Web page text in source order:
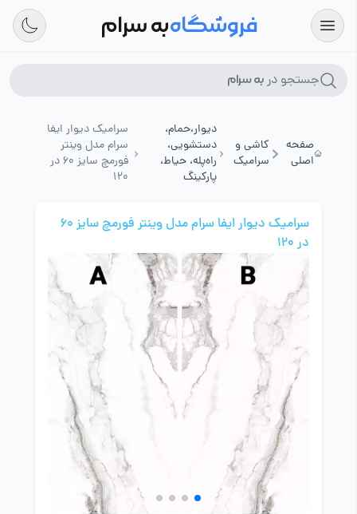
فروشگاهبه سرام
جستجو در به سرام
صفحه
اصلی
کاشی و
سرامیک
دیوار،حمام،
دستشویی،
راه‌پله، حیاط،
پارکینگ
سرامیک دیوار ایفا
سرام مدل وینتر
فورمچ سایز 60 در
120
سرامیک دیوار ایفا سرام مدل وینتر فورمچ سایز 60
در 120